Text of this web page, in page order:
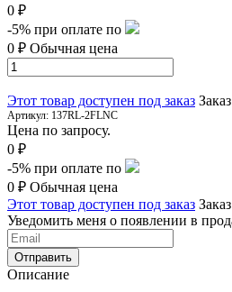
0 ₽
-5% при оплате по
0 ₽ Обычная цена
Этот товар доступен под заказ
Артикул: 137RL-2FLNC
Цена по запросу.
0 ₽
-5% при оплате по
0 ₽ Обычная цена
Этот товар доступен под заказ
Уведомить меня о появлении в
Отправить
Описание